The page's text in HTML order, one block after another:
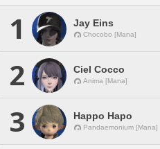
1 Jay Eins
Chocobo [Mana]
2 Ciel Cocco
Anima [Mana]
3 Happo Hapo
Pandaemonium [Mana]